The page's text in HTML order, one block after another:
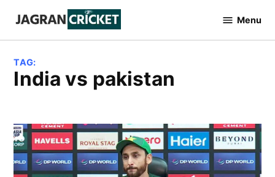
content
Cricket
Menu
TAG:
india vs pakistan